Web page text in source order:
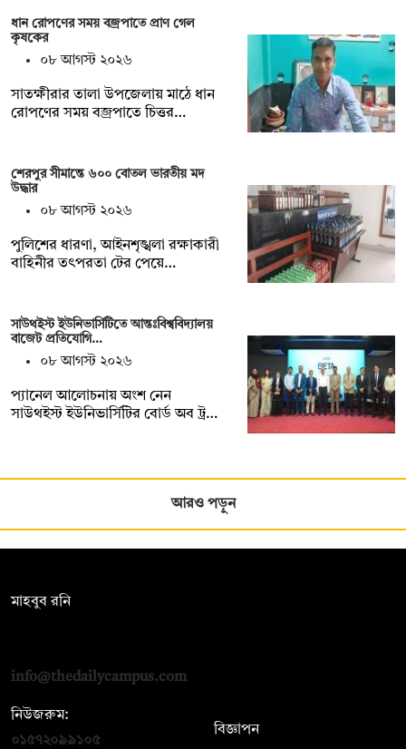
ধান রোপণের সময় বজ্রপাতে প্রাণ গেল
কৃষকের
০৮ আগস্ট ২০২৬
সাতক্ষীরার তালা উপজেলায় মাঠে ধান
রোপণের সময় বজ্রপাতে চিত্তর…
শেরপুর সীমান্তে ৬০০ বোতল ভারতীয় মদ
উদ্ধার
০৮ আগস্ট ২০২৬
পুলিশের ধারণা, আইনশৃঙ্খলা রক্ষাকারী
বাহিনীর তৎপরতা টের পেয়ে…
সাউথইস্ট ইউনিভার্সিটিতে আন্তঃবিশ্ববিদ্যালয়
বাজেট প্রতিযোগি…
০৮ আগস্ট ২০২৬
প্যানেল আলোচনায় অংশ নেন
সাউথইস্ট ইউনিভার্সিটির বোর্ড অব ট্র…
আরও পড়ুন
মাহবুব রনি
info@thedailycampus.com
নিউজরুম:
০১৫৭২০৯৯১০৫
বিজ্ঞাপন